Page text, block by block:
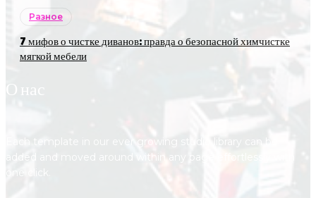
Разное
7 мифов о чистке диванов: правда о безопасной химчистке
мягкой мебели
О нас
Each template in our ever growing studio library can be
added and moved around within any page effortlessly with